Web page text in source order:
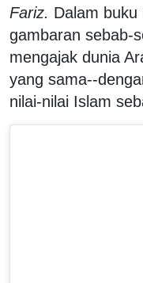
Fariz. Dalam buku
gambaran sebab-
mengajak dunia
yang sama--
nilai-nilai Islam